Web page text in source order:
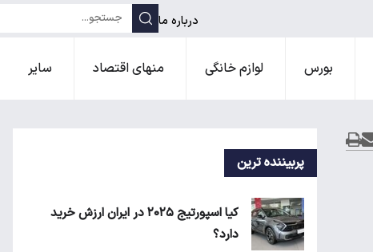
درباره ما
بورس لوازم خانگی منهای اقتصاد سایر
پربیننده ترین
کیا اسپورتیج ۲۰۲۵ در ایران ارزش خرید
دارد؟